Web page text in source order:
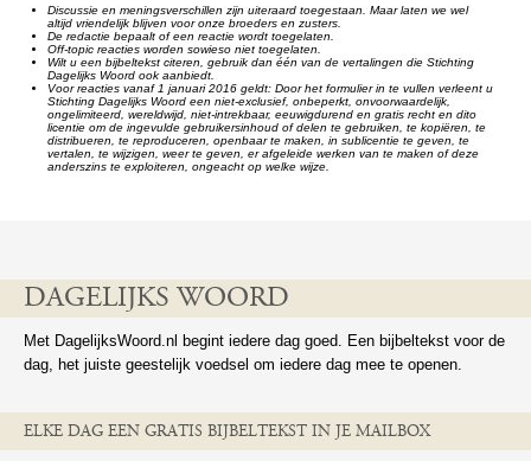
Discussie en meningsverschillen zijn uiteraard toegestaan. Maar laten we wel
altijd vriendelijk blijven voor onze broeders en zusters.
De redactie bepaalt of een reactie wordt toegelaten.
Off-topic reacties worden sowieso niet toegelaten.
Wilt u een bijbeltekst citeren, gebruik dan één van de vertalingen die Stichting
Dagelijks Woord ook aanbiedt.
Voor reacties vanaf 1 januari 2016 geldt: Door het formulier in te vullen verleent u
Stichting Dagelijks Woord een niet-exclusief, onbeperkt, onvoorwaardelijk,
ongelimiteerd, wereldwijd, niet-intrekbaar, eeuwigdurend en gratis recht en dito
licentie om de ingevulde gebruikersinhoud of delen te gebruiken, te kopiëren, te
distribueren, te reproduceren, openbaar te maken, in sublicentie te geven, te
vertalen, te wijzigen, weer te geven, er afgeleide werken van te maken of deze
anderszins te exploiteren, ongeacht op welke wijze.
DAGELIJKS WOORD
Met DagelijksWoord.nl begint iedere dag goed. Een bijbeltekst voor de
dag, het juiste geestelijk voedsel om iedere dag mee te openen.
ELKE DAG EEN GRATIS BIJBELTEKST IN JE MAILBOX